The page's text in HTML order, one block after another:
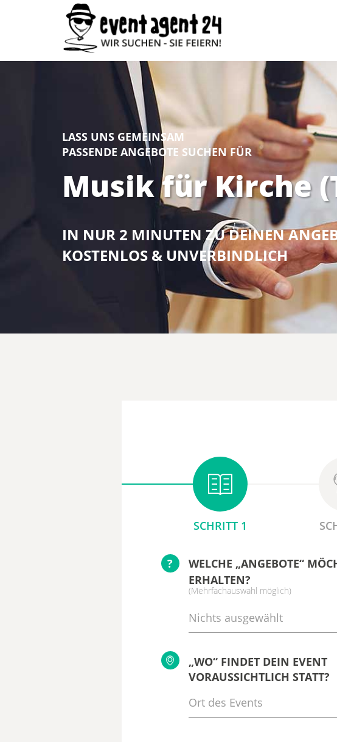
LASS UNS GEMEINSAM
PASSENDE ANGEBOTE SUCHEN FÜR
Musik für Kirche
IN NUR 2 MINUTEN ZU DEINEN
KOSTENLOS & UNVERBINDLICH
SCHRITT 1
?
WELCHE „ANGEBOTE“
ERHALTEN?
(Mehrfachauswahl möglich)
Nichts ausgewählt
„WO“ FINDET DEIN EVENT
VORAUSSICHTLICH STATT?